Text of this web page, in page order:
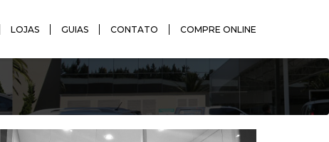
LOJAS GUIAS CONTATO COMPRE ONLINE